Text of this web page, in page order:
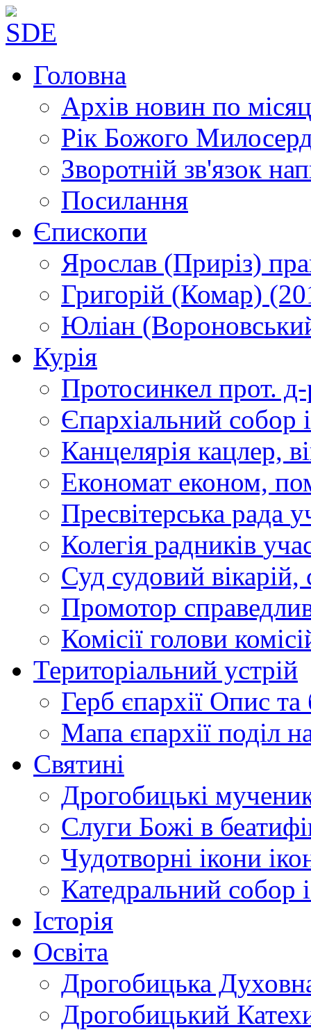
Головна
Архів новин по
Рік Божого
Зворотній зв'язок
Посилання
Єпископи
Ярослав (Приріз)
Григорій (Комар)
Юліан
Курія
Протосинкел прот.
Єпархіальний собор
Канцелярія кацлер,
Економат економ,
Пресвітерська рада
Колегія радників
Суд судовий вікарій,
Промотор
Комісії голови
Територіальний устрій
Герб єпархії Опис та
Мапа єпархії поділ
Святині
Дрогобицькі
Слуги Божі в
Чудотворні ікони
Катедральний собор
Історія
Освіта
Дрогобицька
Дрогобицький